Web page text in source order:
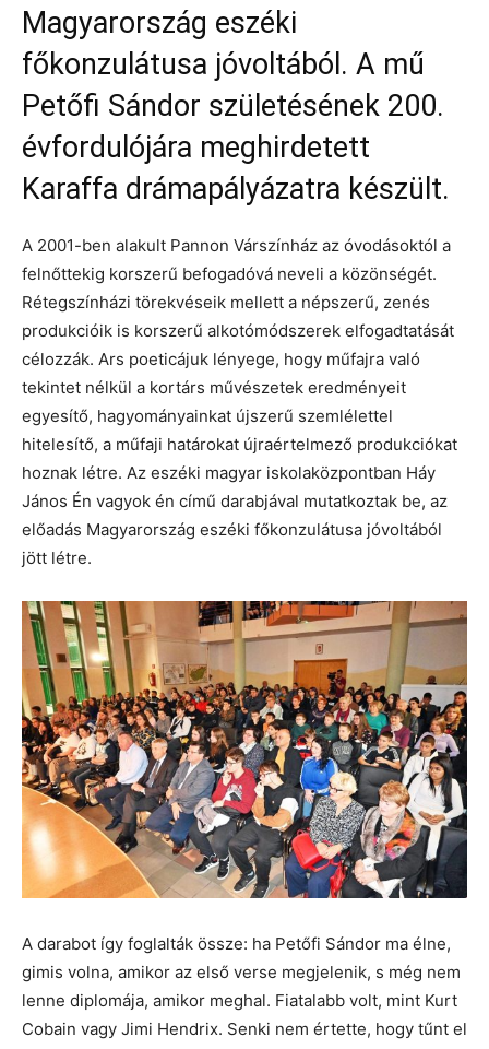
Magyarország eszéki
főkonzulátusa jóvoltából. A mű
Petőfi Sándor születésének 200.
évfordulójára meghirdetett
Karaffa drámapályázatra készült.
A 2001-ben alakult Pannon Várszínház az óvodásoktól a
felnőttekig korszerű befogadóvá neveli a közönségét.
Rétegszínházi törekvéseik mellett a népszerű, zenés
produkcióik is korszerű alkotómódszerek elfogadtatását
célozzák. Ars poeticájuk lényege, hogy műfajra való
tekintet nélkül a kortárs művészetek eredményeit
egyesítő, hagyományainkat újszerű szemlélettel
hitelesítő, a műfaji határokat újraértelmező produkciókat
hoznak létre. Az eszéki magyar iskolaközpontban Háy
János Én vagyok én című darabjával mutatkoztak be, az
előadás Magyarország eszéki főkonzulátusa jóvoltából
jött létre.
A darabot így foglalták össze: ha Petőfi Sándor ma élne,
gimis volna, amikor az első verse megjelenik, s még nem
lenne diplomája, amikor meghal. Fiatalabb volt, mint Kurt
Cobain vagy Jimi Hendrix. Senki nem értette, hogy tűnt el